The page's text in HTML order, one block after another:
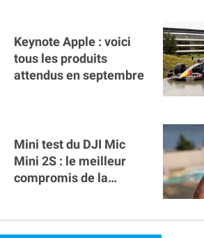
Keynote Apple : voici
tous les produits
attendus en septembre
Mini test du DJI Mic
Mini 2S : le meilleur
compromis de la